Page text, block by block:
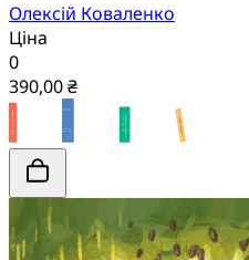
Олексій Коваленко
Ціна
0
390,00 ₴